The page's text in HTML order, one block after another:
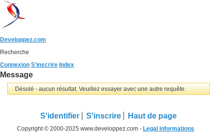
Developpez.com
Recherche
Connexion S'inscrire Index
Message
Désolé - aucun résultat. Veuillez essayer avec une autre requête.
S'identifier S'inscrire Haut de page
Copyright © 2000-2025 www.developpez.com - Legal informations